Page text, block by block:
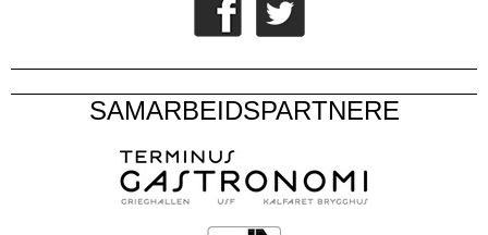
SAMARBEIDSPARTNERE